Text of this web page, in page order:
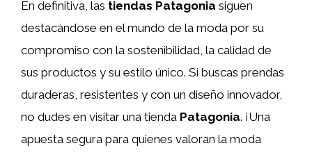
En definitiva, las tiendas Patagonia siguen
destacándose en el mundo de la moda por su
compromiso con la sostenibilidad, la calidad de
sus productos y su estilo único. Si buscas prendas
duraderas, resistentes y con un diseño innovador,
no dudes en visitar una tienda Patagonia. ¡Una
apuesta segura para quienes valoran la moda